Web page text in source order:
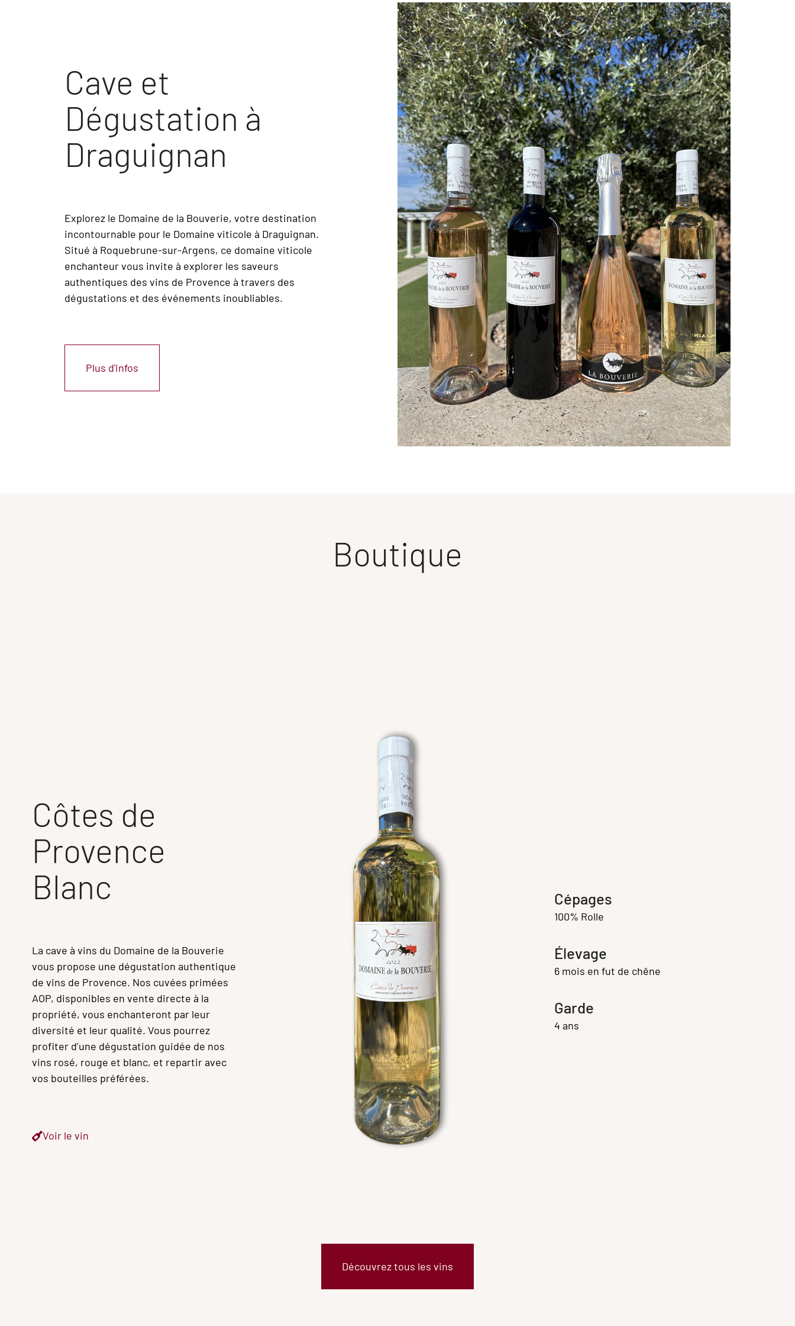
Cave et
Dégustation à
Draguignan
Explorez le Domaine de la Bouverie, votre destination
incontournable pour le Domaine viticole à Draguignan.
Situé à Roquebrune-sur-Argens, ce domaine viticole
enchanteur vous invite à explorer les saveurs
authentiques des vins de Provence à travers des
dégustations et des événements inoubliables.
Plus d'infos
Boutique
Côtes de
Provence
Blanc
La cave à vins du Domaine de la Bouverie
vous propose une dégustation authentique
de vins de Provence. Nos cuvées primées
AOP, disponibles en vente directe à la
propriété, vous enchanteront par leur
diversité et leur qualité. Vous pourrez
profiter d’une dégustation guidée de nos
vins rosé, rouge et blanc, et repartir avec
vos bouteilles préférées.
Voir le vin
Cépages
100% Rolle
Élevage
6 mois en fut de chêne
Garde
4 ans
Découvrez tous les vins